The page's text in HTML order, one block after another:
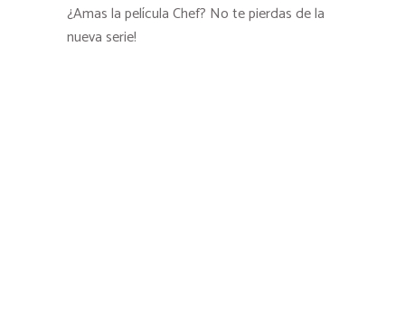
¿Amas la película Chef? No te pierdas de la
nueva serie!